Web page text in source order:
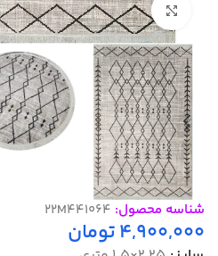
بزرگنمایی تصویر
شناسه محصول: 22M441064
4,900,000تومان